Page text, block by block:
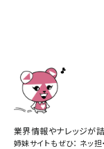
業界情報やナレッジが詰
姉妹サイトもぜひ： ネッ担・